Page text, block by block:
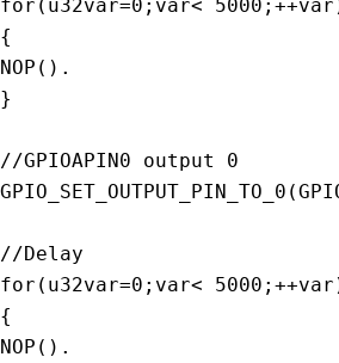
for ( u32var=0 ; var< 5000 ; ++var
{
NOP ( ) .
}
//GPIOAPIN0 output 0
GPIO_SET_OUTPUT_PIN_TO_0 (
//Delay
for ( u32var=0 ; var< 5000 ; ++var
{
NOP ( ) .